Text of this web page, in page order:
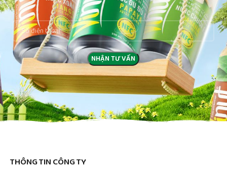
THÔNG TIN CÔNG TY